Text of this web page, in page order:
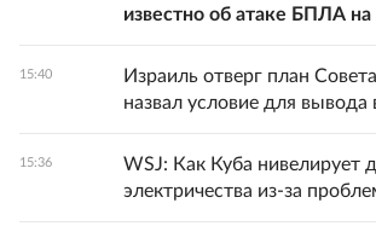
известно об атаке БПЛА
15:40
Израиль отверг план
назвал условие для вывода
15:36
WSJ: Как Куба нивелирует
электричества из-за